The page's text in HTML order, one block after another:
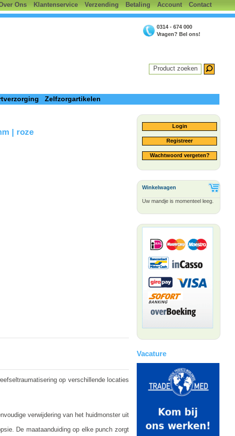
Ons Klantenservice Verzending Betaling Account Contact
0314 - 674 000
Vragen? Bel ons!
Product zoeken
Zelfzorgartikelen
Login
Registreer
Wachtwoord vergeten?
Winkelwagen
Uw mandje is momenteel leeg.
Vacature
| roze
op verschillende locaties
verwijdering van het huidmonster uit
De maataanduiding op elke punch zorgt